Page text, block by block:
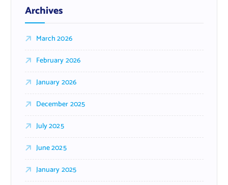
Archives
March 2026
February 2026
January 2026
December 2025
July 2025
June 2025
January 2025